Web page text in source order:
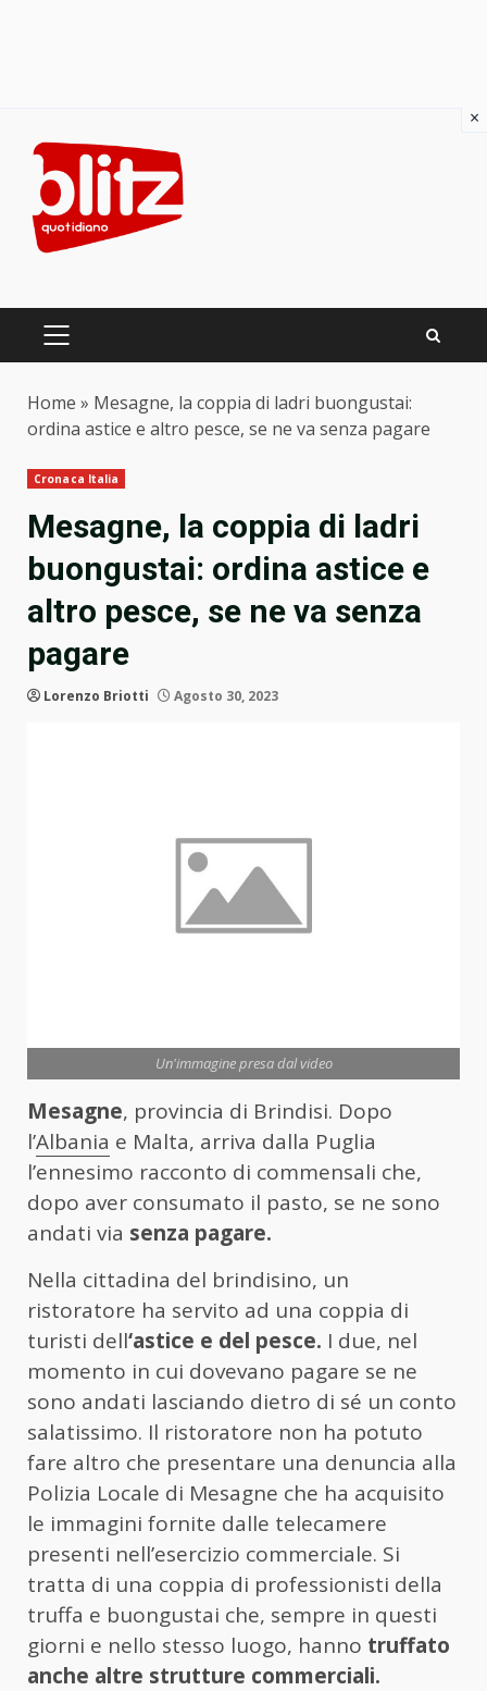
content
PRIMARY
Home » Mesagne, la coppia di ladri buongustai:
ordina astice e altro pesce, se ne va senza pagare
Cronaca Italia
Mesagne, la coppia di ladri
buongustai: ordina astice e
altro pesce, se ne va senza
pagare
Lorenzo Briotti Agosto 30, 2023
Un'immagine presa dal video
Mesagne, provincia di Brindisi. Dopo
l’Albania e Malta, arriva dalla Puglia
l’ennesimo racconto di commensali che,
dopo aver consumato il pasto, se ne sono
andati via senza pagare.
Nella cittadina del brindisino, un
ristoratore ha servito ad una coppia di
turisti dell‘astice e del pesce. I due, nel
momento in cui dovevano pagare se ne
sono andati lasciando dietro di sé un conto
salatissimo. Il ristoratore non ha potuto
fare altro che presentare una denuncia alla
Polizia Locale di Mesagne che ha acquisito
le immagini fornite dalle telecamere
presenti nell’esercizio commerciale. Si
tratta di una coppia di professionisti della
truffa e buongustai che, sempre in questi
giorni e nello stesso luogo, hanno truffato
anche altre strutture commerciali.
×